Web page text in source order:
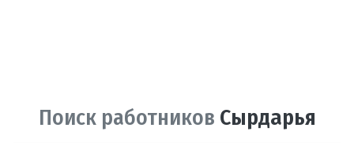
Поиск работников Сырдарья